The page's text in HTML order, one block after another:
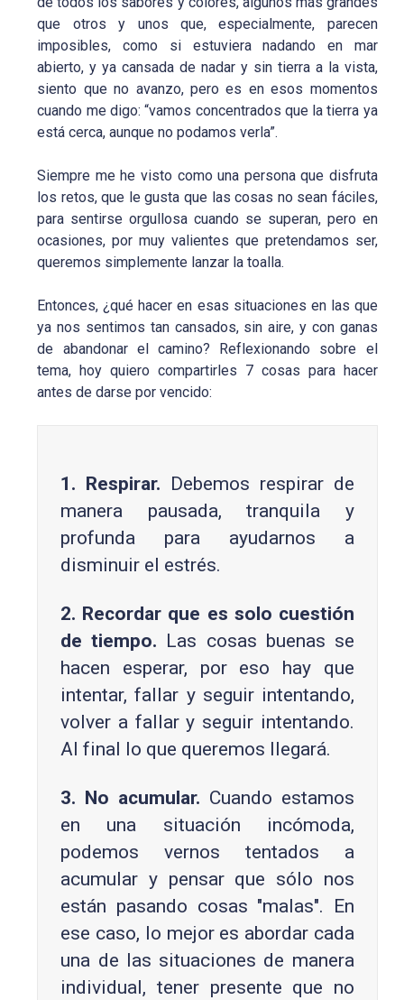
que otros y unos que, especialmente, parecen
imposibles, como si estuviera nadando en mar
abierto, y ya cansada de nadar y sin tierra a la vista,
siento que no avanzo, pero es en esos momentos
cuando me digo: “vamos concentrados que la tierra ya
está cerca, aunque no podamos verla”.
Siempre me he visto como una persona que disfruta
los retos, que le gusta que las cosas no sean fáciles,
para sentirse orgullosa cuando se superan, pero en
ocasiones, por muy valientes que pretendamos ser,
queremos simplemente lanzar la toalla.
Entonces, ¿qué hacer en esas situaciones en las que
ya nos sentimos tan cansados, sin aire, y con ganas
de abandonar el camino? Reflexionando sobre el
tema, hoy quiero compartirles 7 cosas para hacer
antes de darse por vencido:
1. Respirar. Debemos respirar de
manera pausada, tranquila y
profunda para ayudarnos a
disminuir el estrés.
2. Recordar que es solo cuestión
de tiempo. Las cosas buenas se
hacen esperar, por eso hay que
intentar, fallar y seguir intentando,
volver a fallar y seguir intentando.
Al final lo que queremos llegará.
3. No acumular. Cuando estamos
en una situación incómoda,
podemos vernos tentados a
acumular y pensar que sólo nos
están pasando cosas "malas". En
ese caso, lo mejor es abordar cada
una de las situaciones de manera
individual, tener presente que no